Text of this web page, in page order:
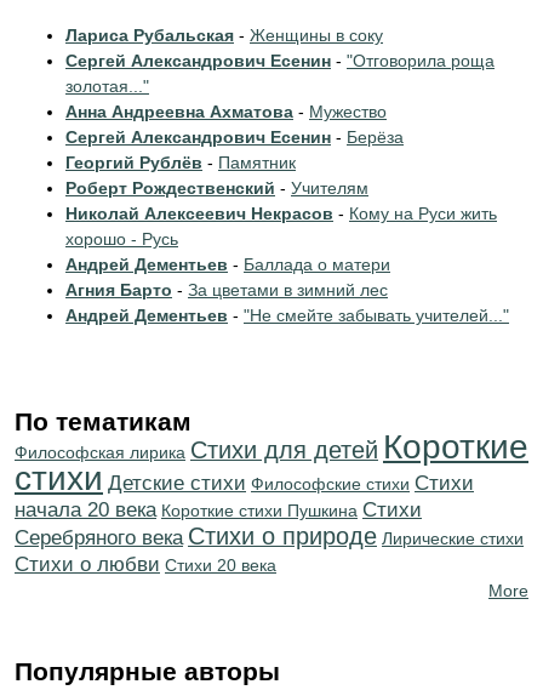
Лариса Рубальская - Женщины в соку
Сергей Александрович Есенин - "Отговорила роща
золотая..."
Анна Андреевна Ахматова - Мужество
Сергей Александрович Есенин - Берёза
Георгий Рублёв - Памятник
Роберт Рождественский - Учителям
Николай Алексеевич Некрасов - Кому на Руси жить
хорошо - Русь
Андрей Дементьев - Баллада о матери
Агния Барто - За цветами в зимний лес
Андрей Дементьев - "Не смейте забывать учителей..."
По тематикам
Философская лирика Стихи для детей Короткие
стихи Детские стихи Философские стихи Cтихи
начала 20 века Короткие стихи Пушкина Cтихи
Серебряного века Стихи о природе Лирические стихи
Стихи о любви Стихи 20 века
More
Популярные авторы